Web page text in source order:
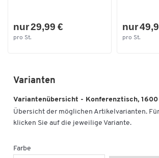
nur 29,99 €
pro St.
nur
pro St.
Varianten
Variantenübersicht - Konferenztisch,
Übersicht der möglichen Artikelvarianten.
klicken Sie auf die jeweilige Variante.
Farbe